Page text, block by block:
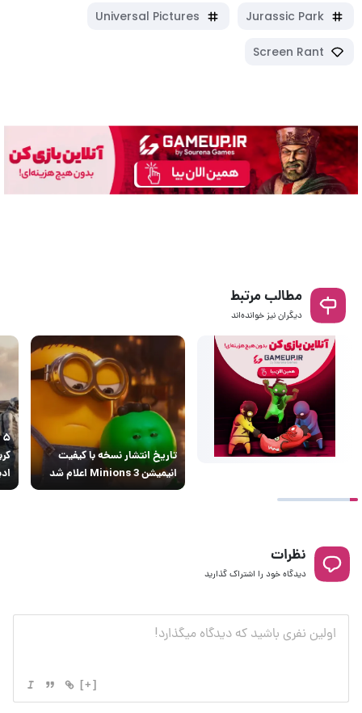
Jurassic Park
Universal Pictures
Screen Rant
مطالب مرتبط
دیگران نیز خوانده‌اند
تاریخ انتشار نسخه با کیفیت
انیمیشن Minions 3 اعلام شد
نظرات
دیدگاه خود را اشتراک گذارید
[+]